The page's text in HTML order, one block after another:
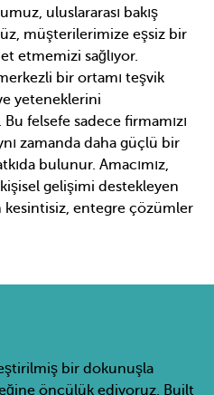
uluslararası bakış
müşterilerimize eşsiz bir
etmemizi sağlıyor.
bir ortamı teşvik
yeteneklerini
felsefe sadece firmamızı
zamanda daha güçlü bir
bulunur. Amacımız,
gelişimi destekleyen
kesintisiz, entegre çözümler
bir dokunuşla
öncülük ediyoruz. Built